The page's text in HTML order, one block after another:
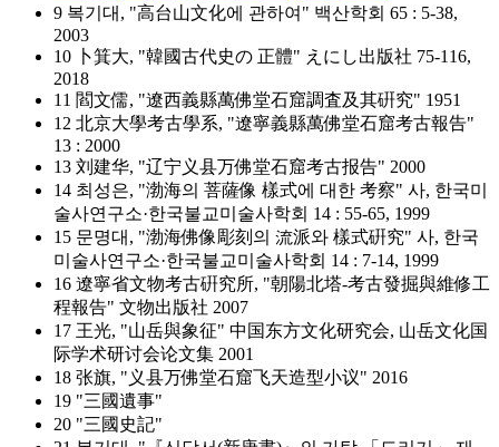
9 복기대, "高台山文化에 관하여" 백산학회 65 : 5-38,
2003
10 卜箕大, "韓國古代史の 正體" えにし出版社 75-116,
2018
11 閻文儒, "遼西義縣萬佛堂石窟調査及其硏究" 1951
12 北京大學考古學系, "遼寧義縣萬佛堂石窟考古報告"
13 : 2000
13 刘建华, "辽宁义县万佛堂石窟考古报告" 2000
14 최성은, "渤海의 菩薩像 樣式에 대한 考察" 사, 한국미
술사연구소·한국불교미술사학회 14 : 55-65, 1999
15 문명대, "渤海佛像彫刻의 流派와 樣式硏究" 사, 한국
미술사연구소·한국불교미술사학회 14 : 7-14, 1999
16 遼寧省文物考古硏究所, "朝陽北塔-考古發掘與維修工
程報告" 文物出版社 2007
17 王光, "山岳與象征" 中国东方文化研究会, 山岳文化国
际学术研讨会论文集 2001
18 张旗, "义县万佛堂石窟飞天造型小议" 2016
19 "三國遺事"
20 "三國史記"